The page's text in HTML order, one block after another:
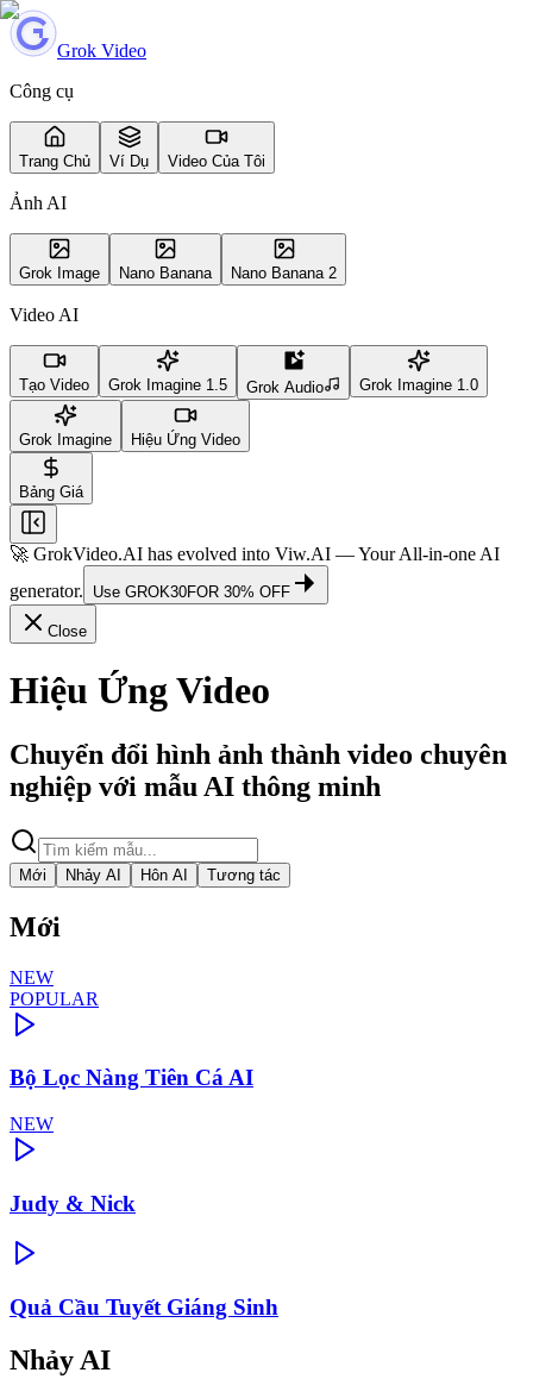
Grok Video
Công cụ
Trang Chủ Ví Dụ Video Của Tôi
Ảnh AI
Grok Image Nano Banana Nano Banana 2
Video AI
Tạo Video Grok Imagine 1.5 Grok Audio Grok Imagine 1.0
Grok Imagine Hiệu Ứng Video
Bảng Giá
🚀 GrokVideo.AI has evolved into Viw.AI — Your All-in-one AI
generator.
Use GROK30FOR 30% OFF
Close
Hiệu Ứng Video
Chuyển đổi hình ảnh thành video chuyên
nghiệp với mẫu AI thông minh
Mới Nhảy AI Hôn AI Tương tác
Mới
NEW
POPULAR
Bộ Lọc Nàng Tiên Cá AI
NEW
Judy & Nick
Quả Cầu Tuyết Giáng Sinh
Nhảy AI